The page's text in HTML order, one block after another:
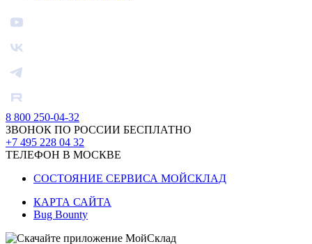
8 800 250-04-32
ЗВОНОК ПО РОССИИ БЕСПЛАТНО
+7 495 228 04 32
ТЕЛЕФОН В МОСКВЕ
СОСТОЯНИЕ СЕРВИСА МОЙСКЛАД
КАРТА САЙТА
Bug Bounty